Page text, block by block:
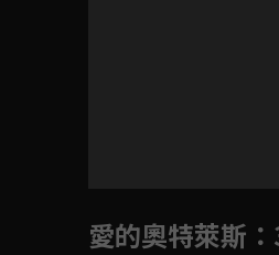
如有不便請
愛的奧特萊斯